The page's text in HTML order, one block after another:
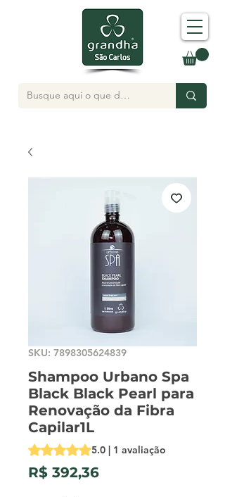
SKU: 7898305624839
Shampoo Urbano Spa
Black Black Pearl para
Renovação da Fibra
Capilar1L
A classificação é 5.0 de 5 estrelas
5.0 | 1 avaliação
R$ 392,36Preço